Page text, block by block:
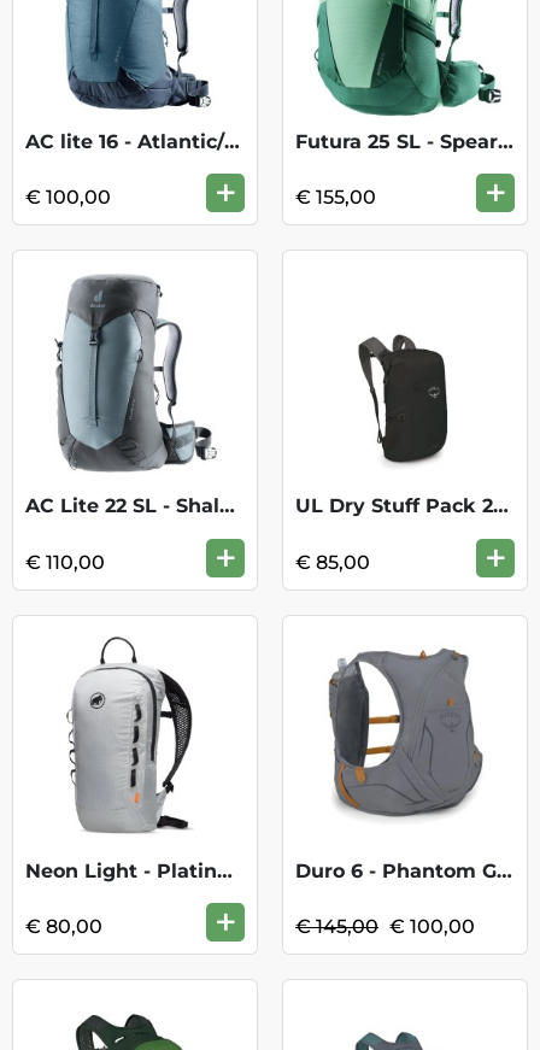
AC lite 16 - Atlantic/ink
€ 100,00 +
Futura 25 SL - Spearmint/seagreen
€ 155,00 +
AC Lite 22 SL - Shale/Graphite
€ 110,00 +
UL Dry Stuff Pack 20 - Black
€ 85,00 +
Neon Light - Platinum
€ 80,00 +
Duro 6 - Phantom Grey/Toffee Orange KOOP
€ 145,00 € 100,00